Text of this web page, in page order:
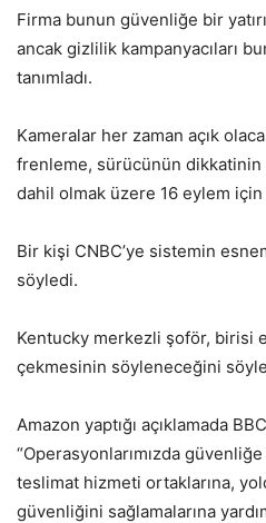
Firma bunun güvenliğe bir
ancak gizlilik kampanyacıları
tanımladı.
Kameralar her zaman açık
frenleme, sürücünün dikkatinin
dahil olmak üzere 16 eylem
Bir kişi CNBC’ye sistemin
söyledi.
Kentucky merkezli şoför, birisi
çekmesinin söyleneceğini
Amazon yaptığı açıklamada
“Operasyonlarımızda güvenliğe
teslimat hizmeti ortaklarına,
güvenliğini sağlamalarına